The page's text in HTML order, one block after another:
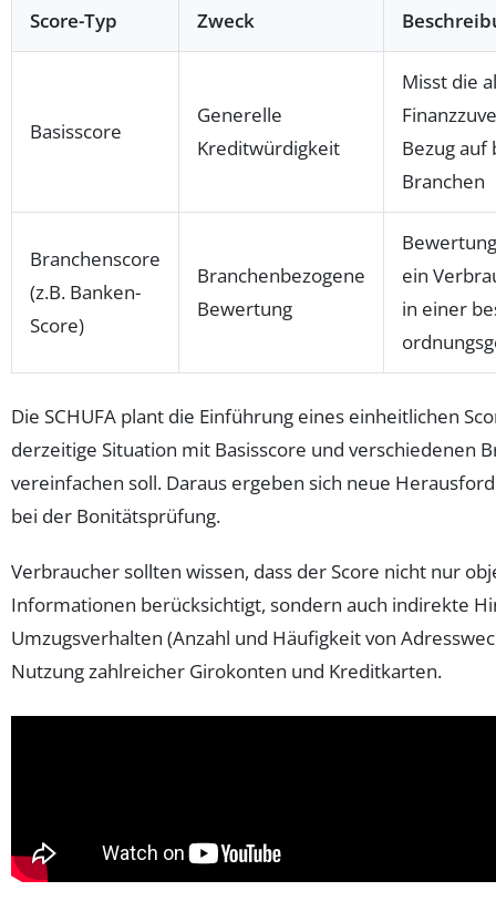
Score-Typ Zweck
Basisscore
Generelle
Kreditwürdigkeit
Misst die
Bezug
Branchen
Branchenscore
(z.B. Banken-
Score)
Branchenbezogene
Bewertung
ein
in einer
Die SCHUFA plant die Einführung eines einheitlichen
derzeitige Situation mit Basisscore und verschiedenen
vereinfachen soll. Daraus ergeben sich neue
bei der Bonitätsprüfung.
Verbraucher sollten wissen, dass der Score nicht nur
Informationen berücksichtigt, sondern auch indirekte
Umzugsverhalten (Anzahl und Häufigkeit von
Nutzung zahlreicher Girokonten und Kreditkarten.